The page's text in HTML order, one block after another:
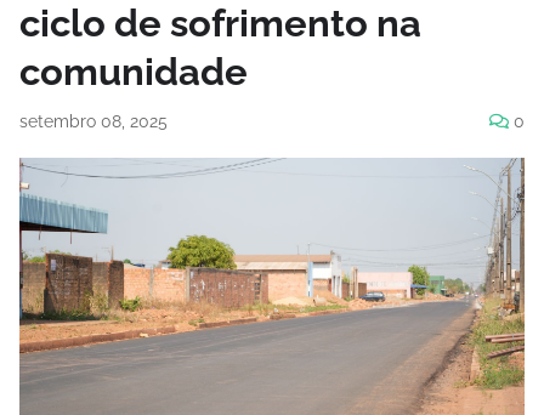
ciclo de sofrimento na
comunidade
setembro 08, 2025 0